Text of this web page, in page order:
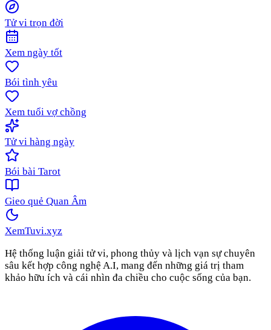
Tử vi trọn đời
Xem ngày tốt
Bói tình yêu
Xem tuổi vợ chồng
Tử vi hàng ngày
Bói bài Tarot
Gieo quẻ Quan Âm
XemTuvi.xyz
Hệ thống luận giải tử vi, phong thủy và lịch vạn sự chuyên
sâu kết hợp công nghệ A.I, mang đến những giá trị tham
khảo hữu ích và cái nhìn đa chiều cho cuộc sống của bạn.